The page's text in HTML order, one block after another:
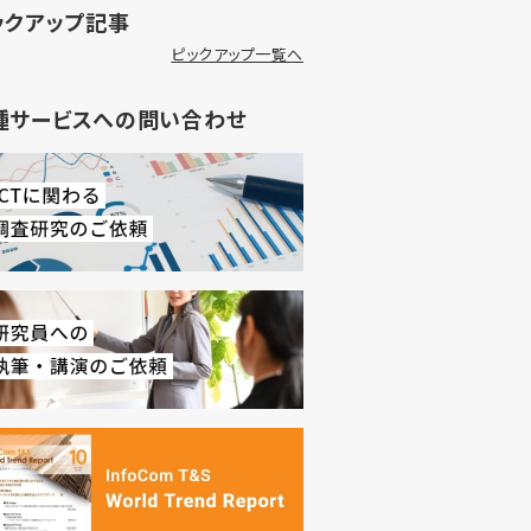
クアップ記事
ピックアップ一覧へ
サービスへの問い合わせ